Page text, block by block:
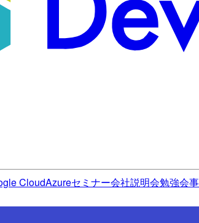
CloudAzureセミナー会社説明会勉強会